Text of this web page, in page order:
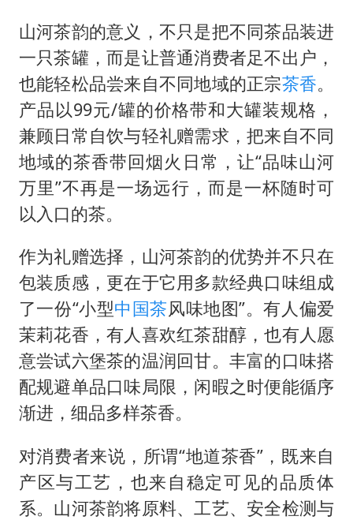
山河茶韵的意义，不只是把不同茶品装进
一只茶罐，而是让普通消费者足不出户，
也能轻松品尝来自不同地域的正宗茶香。
产品以99元/罐的价格带和大罐装规格，
兼顾日常自饮与轻礼赠需求，把来自不同
地域的茶香带回烟火日常，让“品味山河
万里”不再是一场远行，而是一杯随时可
以入口的茶。
作为礼赠选择，山河茶韵的优势并不只在
包装质感，更在于它用多款经典口味组成
了一份“小型中国茶风味地图”。有人偏爱
茉莉花香，有人喜欢红茶甜醇，也有人愿
意尝试六堡茶的温润回甘。丰富的口味搭
配规避单品口味局限，闲暇之时便能循序
渐进，细品多样茶香。
对消费者来说，所谓“地道茶香”，既来自
产区与工艺，也来自稳定可见的品质体
系。山河茶韵将原料、工艺、安全检测与